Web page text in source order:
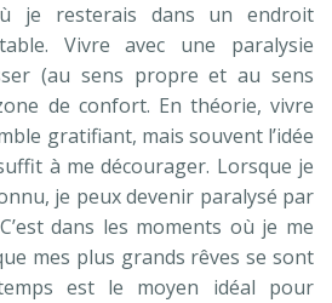
je resterais dans un endroit
Vivre avec une paralysie
(au sens propre et au sens
de confort. En théorie, vivre
gratifiant, mais souvent l’idée
à me décourager. Lorsque je
je peux devenir paralysé par
dans les moments où je me
mes plus grands rêves se sont
est le moyen idéal pour